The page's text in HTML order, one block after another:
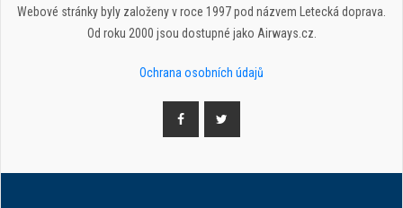
Webové stránky byly založeny v roce 1997 pod názvem Letecká doprava.
Od roku 2000 jsou dostupné jako Airways.cz.
Ochrana osobních údajů